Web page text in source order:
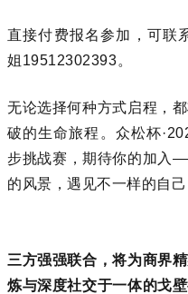
直接付费报名参加，可联
姐19512302393。
无论选择何种方式启程，
破的生命旅程。 众松杯
步挑战赛 ，期待你的加入
的风景，遇见不一样的自己
三方强强联合，将为商界
炼与深度社交于一体的戈壁